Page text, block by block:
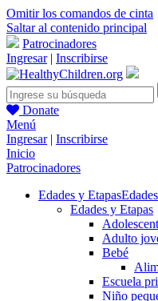
Omitir los comandos de cinta
Saltar al contenido principal
Patrocinadores
Ingresar| Inscribirse
Donate
Menú
Ingresar| Inscribirse
Inicio
Patrocinadores
Edades y Etapas
Edades y Etapas
Adulto
Bebé
Escuela
Niño